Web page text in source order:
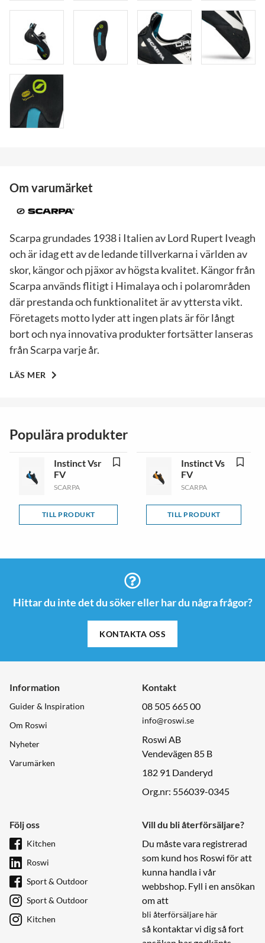
Om varumärket
Scarpa grundades 1938 i Italien av Lord Rupert Iveagh
och är idag ett av de ledande tillverkarna i världen av
skor, kängor och pjäxor av högsta kvalitet. Kängor från
Scarpa används flitigt i Himalaya och i polarområden
där prestanda och funktionalitet är av yttersta vikt.
Företagets motto lyder att ingen plats är för långt
bort och nya innovativa produkter fortsätter lanseras
från Scarpa varje år.
LÄS MER
Populära produkter
Instinct Vsr
FV
SCARPA
TILL PRODUKT
Instinct Vs
FV
SCARPA
TILL PRODUKT
Hittar du inte det du söker eller har du några frågor?
KONTAKTA OSS
Information
Guider & Inspiration
Om Roswi
Nyheter
Varumärken
Kontakt
08 505 665 00
info@roswi.se
Roswi AB
Vendevägen 85 B
182 91 Danderyd
Org.nr: 556039-0345
Följ oss
Kitchen
Roswi
Sport & Outdoor
Sport & Outdoor
Kitchen
Vill du bli återförsäljare?
Du måste vara registrerad
som kund hos Roswi för att
kunna handla i vår
webbshop. Fyll i en ansökan
om att
bli återförsäljare här
så kontaktar vi dig så fort